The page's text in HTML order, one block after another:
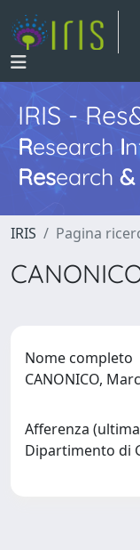
IRIS -
Research I
Research &
IRIS Pagina
Nome completo
CANONICO,
Afferenza
Dipartimento di